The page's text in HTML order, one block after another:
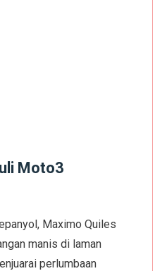
Moto3
Maximo Quiles
manis di laman
perlumbaan